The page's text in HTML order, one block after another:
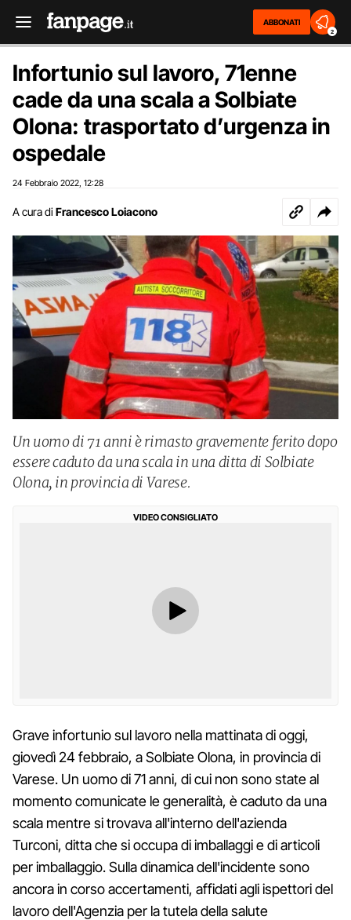
ABBONATI
2
Infortunio sul lavoro, 71enne
cade da una scala a Solbiate
Olona: trasportato d’urgenza in
ospedale
24 Febbraio 2022 12:28
A cura di Francesco Loiacono
Un uomo di 71 anni è rimasto gravemente ferito dopo
essere caduto da una scala in una ditta di Solbiate
Olona, in provincia di Varese.
VIDEO CONSIGLIATO
Grave infortunio sul lavoro nella mattinata di oggi,
giovedì 24 febbraio, a Solbiate Olona, in provincia di
Varese. Un uomo di 71 anni, di cui non sono state al
momento comunicate le generalità, è caduto da una
scala mentre si trovava all'interno dell'azienda
Turconi, ditta che si occupa di imballaggi e di articoli
per imballaggio. Sulla dinamica dell'incidente sono
ancora in corso accertamenti, affidati agli ispettori del
lavoro dell'Agenzia per la tutela della salute